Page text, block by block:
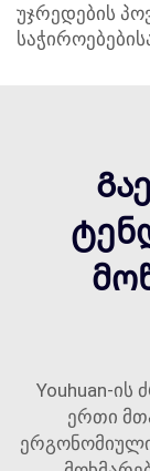
უჯრედების
Youhuan-ის
ერთი